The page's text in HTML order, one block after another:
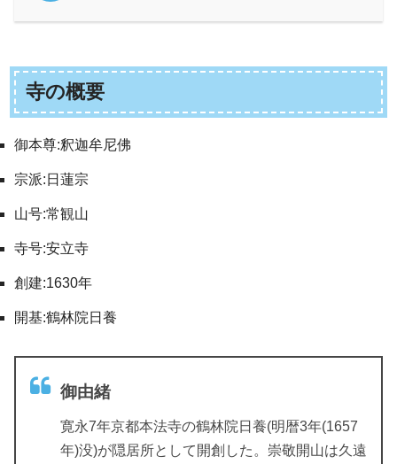
寺の概要
御本尊:釈迦牟尼佛
宗派:日蓮宗
山号:常観山
寺号:安立寺
創建:1630年
開基:鶴林院日養
御由緒
寛永7年京都本法寺の鶴林院日養(明暦3年(1657
年)没)が隠居所として開創した。崇敬開山は久遠